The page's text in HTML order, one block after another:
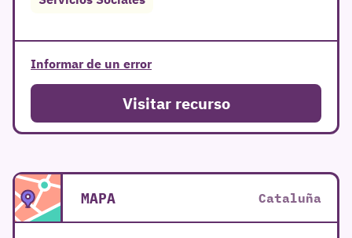
Informar de un error
Visitar recurso
MAPA Cataluña